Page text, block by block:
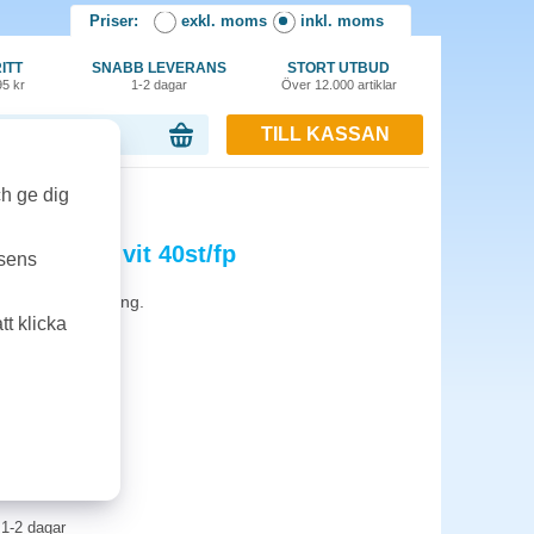
Priser: exkl. moms inkl. moms
kr
SNABB LEVERANS
1-2 dagar
STORT UTBUD
Över 12.000 artiklar
TILL KASSAN
40st/fp
120g vit 40st/fp
per förpackning.
1-2 dagar
ge dig
klicka